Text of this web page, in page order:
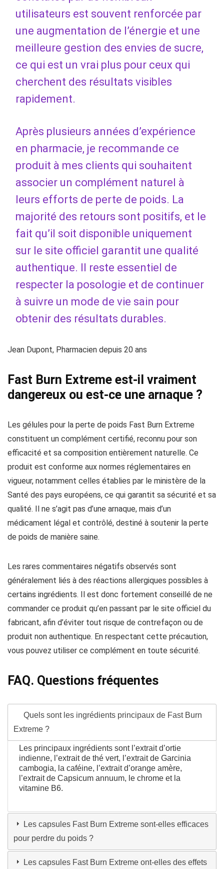
utilisateurs est souvent renforcée par
une augmentation de l’énergie et une
meilleure gestion des envies de sucre,
ce qui est un vrai plus pour ceux qui
cherchent des résultats visibles
rapidement.
Après plusieurs années d’expérience
en pharmacie, je recommande ce
produit à mes clients qui souhaitent
associer un complément naturel à
leurs efforts de perte de poids. La
majorité des retours sont positifs, et le
fait qu’il soit disponible uniquement
sur le site officiel garantit une qualité
authentique. Il reste essentiel de
respecter la posologie et de continuer
à suivre un mode de vie sain pour
obtenir des résultats durables.
Jean Dupont, Pharmacien depuis 20 ans
Fast Burn Extreme est-il vraiment
dangereux ou est-ce une arnaque ?
Les gélules pour la perte de poids Fast Burn Extreme
constituent un complément certifié, reconnu pour son
efficacité et sa composition entièrement naturelle. Ce
produit est conforme aux normes réglementaires en
vigueur, notamment celles établies par le ministère de la
Santé des pays européens, ce qui garantit sa sécurité et sa
qualité. Il ne s’agit pas d’une arnaque, mais d’un
médicament légal et contrôlé, destiné à soutenir la perte
de poids de manière saine.
Les rares commentaires négatifs observés sont
généralement liés à des réactions allergiques possibles à
certains ingrédients. Il est donc fortement conseillé de ne
commander ce produit qu’en passant par le site officiel du
fabricant, afin d’éviter tout risque de contrefaçon ou de
produit non authentique. En respectant cette précaution,
vous pouvez utiliser ce complément en toute sécurité.
FAQ. Questions fréquentes
Quels sont les ingrédients principaux de Fast Burn
Extreme ?
Les principaux ingrédients sont l’extrait d’ortie
indienne, l’extrait de thé vert, l’extrait de Garcinia
cambogia, la caféine, l’extrait d’orange amère,
l’extrait de Capsicum annuum, le chrome et la
vitamine B6.
Les capsules Fast Burn Extreme sont-elles efficaces
pour perdre du poids ?
Les capsules Fast Burn Extreme ont-elles des effets